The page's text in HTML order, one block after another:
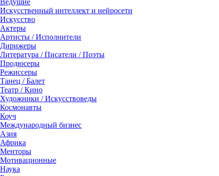
Ведущие
Искусственный интеллект и нейросети
Искусство
Актеры
Артисты / Исполнители
Дирижеры
Литература / Писатели / Поэты
Продюсеры
Режиссеры
Танец / Балет
Театр / Кино
Художники / Искусствоведы
Космонавты
Коуч
Международный бизнес
Азия
Африка
Менторы
Мотивационные
Наука